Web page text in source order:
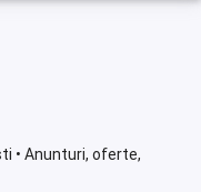
• Anunturi, oferte,